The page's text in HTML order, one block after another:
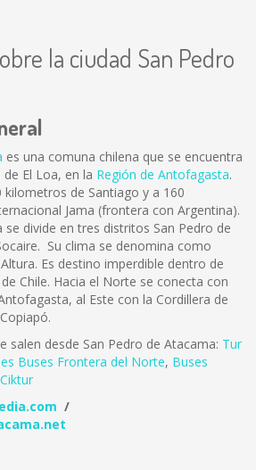
la ciudad San Pedro
es una comuna chilena que se encuentra
El Loa, en la Región de Antofagasta.
kilometros de Santiago y a 160
Jama (frontera con Argentina).
se divide en tres distritos San Pedro de
Su clima se denomina como
Es destino imperdible dentro de
Chile. Hacia el Norte se conecta con
al Este con la Cordillera de
salen desde San Pedro de Atacama: Tur
Buses Frontera del Norte, Buses
Ciktur
/